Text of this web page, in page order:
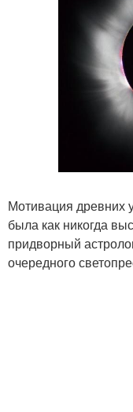
Мотивация древних
была как никогда
придворный
очередного